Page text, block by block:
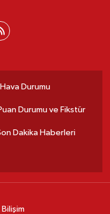
Hava Durumu
Durumu ve Fikstür
Dakika Haberleri
Bilişim